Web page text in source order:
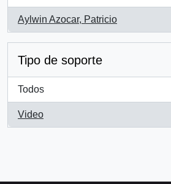
Aylwin Azocar, Patricio
, 1 resultados
Tipo de soporte
Todos
Video
, 1 resultados